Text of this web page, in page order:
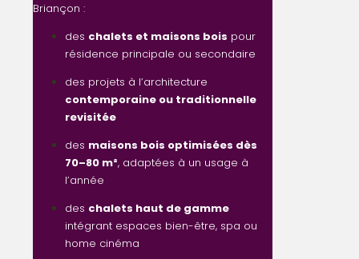
Briançon :
des chalets et maisons bois pour
résidence principale ou secondaire
des projets à l’architecture
contemporaine ou traditionnelle
revisitée
des maisons bois optimisées dès
70–80 m², adaptées à un usage à
l’année
des chalets haut de gamme
intégrant espaces bien-être, spa ou
home cinéma